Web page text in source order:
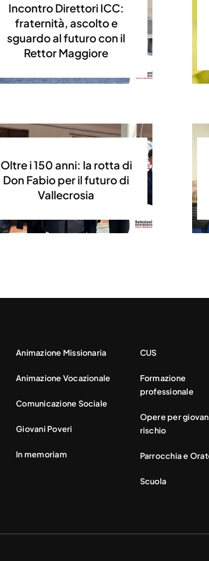
Incontro Direttori ICC:
fraternità, ascolto e
sguardo al futuro con il
Rettor Maggiore
Oltre i 150 anni: la rotta di
Don Fabio per il futuro di
Vallecrosia
Animazione Missionaria
Animazione Vocazionale
Comunicazione Sociale
Giovani Poveri
In memoriam
CUS
Formazione
professionale
Opere per
rischio
Parrocchia e
Scuola